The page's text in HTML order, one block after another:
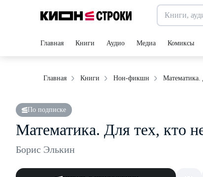
Главная Книги Аудио Медиа Комиксы
Главная Книги Нон-фикшн Математика.
По подписке
Математика. Для тех, кто
Борис Элькин